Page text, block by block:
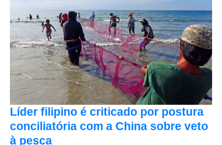
Líder filipino é criticado por postura
conciliatória com a China sobre veto
à pesca